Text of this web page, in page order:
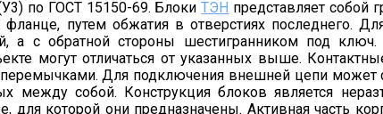
по ГОСТ 15150-69. БлокиТЭН представляет собой
путем обжатия в отверстиях последнего.
а с обратной стороны шестигранником под
могут отличаться от указанных выше.
Для подключения внешней цепи может
между собой. Конструкция блоков является
для которой они предназначены. Активная часть